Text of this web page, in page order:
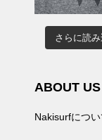
さらに読
ABOUT US
Nakisurfについ